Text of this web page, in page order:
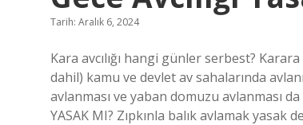
Tarih: Aralık 6, 2024
Kara avcılığı hangi günler serbest?
dahil) kamu ve devlet av sahalarında
avlanması ve yaban domuzu avlanması da
YASAK MI? Zıpkınla balık avlamak